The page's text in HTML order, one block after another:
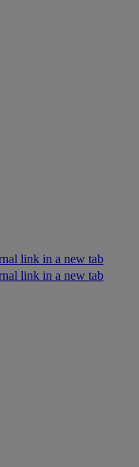
link in a new tab
link in a new tab